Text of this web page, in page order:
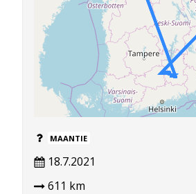
MAANTIE
18.7.2021
611 km